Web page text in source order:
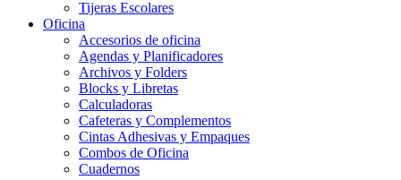
Tijeras Escolares
Oficina
Accesorios de oficina
Agendas y Planificadores
Archivos y Folders
Blocks y Libretas
Calculadoras
Cafeteras y Complementos
Cintas Adhesivas y Empaques
Combos de Oficina
Cuadernos